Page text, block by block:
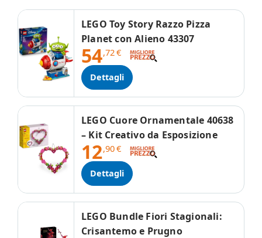
LEGO Toy Story Razzo Pizza
Planet con Alieno 43307
54,72€
Dettagli
LEGO Cuore Ornamentale 40638
– Kit Creativo da Esposizione
12,90€
Dettagli
LEGO Bundle Fiori Stagionali:
Crisantemo e Prugno